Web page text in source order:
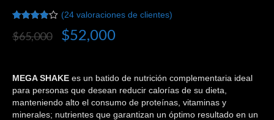
3.92
sobre 5
de
(24valoraciones de clientes)
$65,000 $52,000
MEGA SHAKE es un batido de nutrición complementaria ideal
para personas que desean reducir calorías de su dieta,
manteniendo alto el consumo de proteínas, vitaminas y
minerales; nutrientes que garantizan un óptimo resultado en un